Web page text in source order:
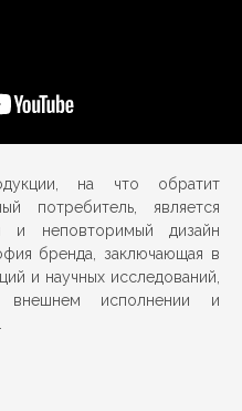
на что обратит
потребитель, является
и неповторимый дизайн
бренда, заключающая в
и научных исследований,
внешнем исполнении и